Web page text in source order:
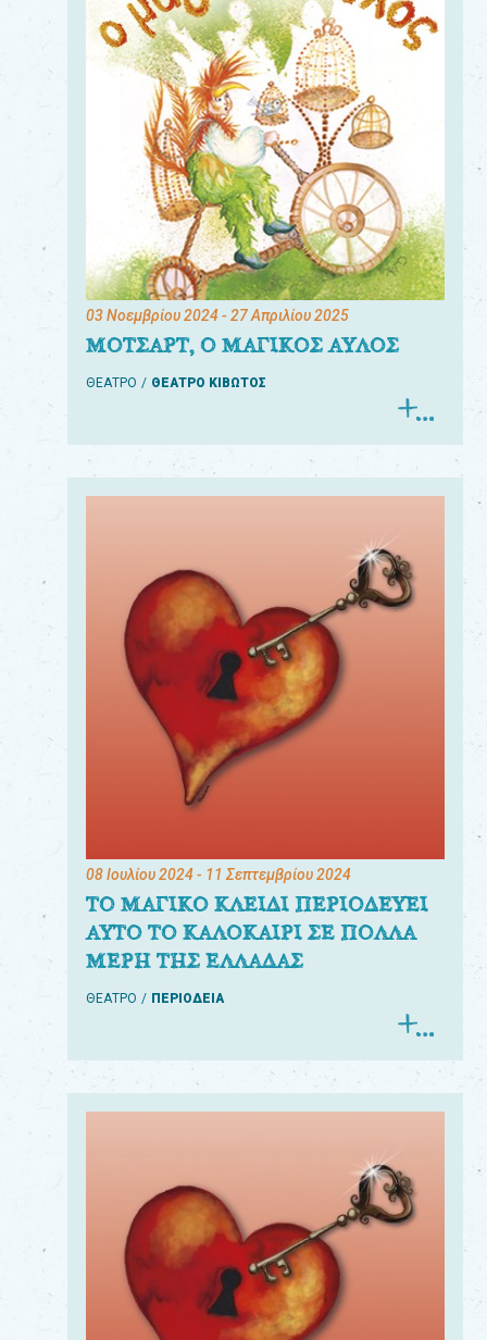
03 Νοεμβρίου 2024- 27 Απριλίου 2025
ΜΟΤΣΑΡΤ, Ο ΜΑΓΙΚΟΣ ΑΥΛΟΣ
ΘΕΑΤΡΟ ΘΕΑΤΡΟ ΚΙΒΩΤΟΣ
08 Ιουλίου 2024- 11 Σεπτεμβρίου 2024
ΤΟ ΜΑΓΙΚΟ ΚΛΕΙΔΙ ΠΕΡΙΟΔΕΥΕΙ
ΑΥΤΟ ΤΟ ΚΑΛΟΚΑΙΡΙ ΣΕ ΠΟΛΛΑ
ΜΕΡΗ ΤΗΣ ΕΛΛΑΔΑΣ
ΘΕΑΤΡΟ ΠΕΡΙΟΔΕΙΑ